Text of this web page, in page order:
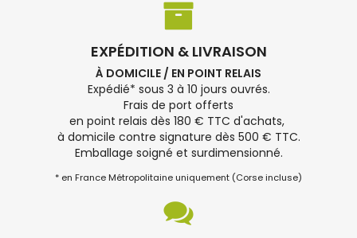
EXPÉDITION & LIVRAISON
À DOMICILE / EN POINT RELAIS
Expédié* sous 3 à 10 jours ouvrés.
Frais de port offerts
en point relais dès 180 € TTC d'achats,
à domicile contre signature dès 500 € TTC.
Emballage soigné et surdimensionné.
* en France Métropolitaine uniquement (Corse incluse)